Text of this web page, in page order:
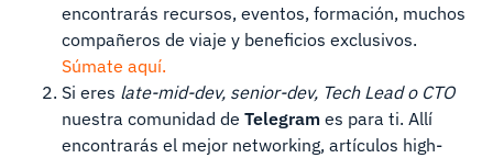
encontrarás recursos, eventos, formación, muchos
compañeros de viaje y beneficios exclusivos.
Súmate aquí.
Si eres late-mid-dev, senior-dev, Tech Lead o CTO
nuestra comunidad de Telegram es para ti. Allí
encontrarás el mejor networking, artículos high-